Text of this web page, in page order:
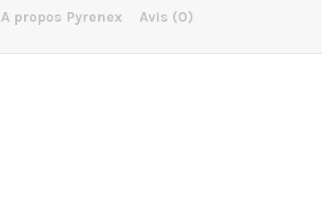
A propos Pyrenex Avis (0)